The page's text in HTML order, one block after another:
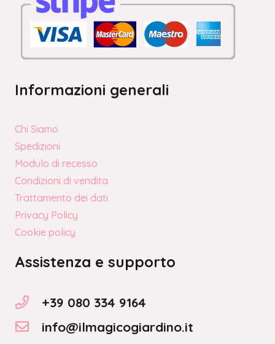
Informazioni generali
Chi Siamo
Spedizioni
Modulo di recesso
Condizioni di vendita
Trattamento dei dati
Privacy Policy
Cookie policy
Assistenza e supporto
+39 080 334 9164
info@ilmagicogiardino.it